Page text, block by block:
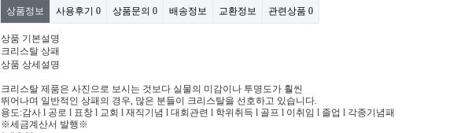
상품정보
사용후기 0 상품문의 0 배송정보 교환정보 관련상품 0
상품 기본설명
크리스탈 상패
상품 상세설명
크리스탈 제품은 사진으로 보시는 것보다 실물의 미감이나 투명도가 훨씬
뛰어나며 일반적인 상패의 경우, 많은 분들이 크리스탈을 선호하고 있습니다.
용도:감사 l 공로 l 표창 l 교회 l 재직기념 l 대회관련 l 학위취득 l 골프 l 이취임 l 졸업 l 각종기념패
※세금계산서 발행※